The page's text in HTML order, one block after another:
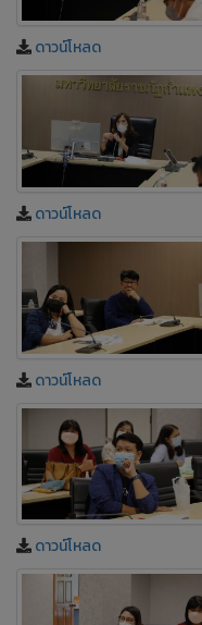
ดาวน์โหลด
ดาวน์โหลด
ดาวน์โหลด
ดาวน์โหลด